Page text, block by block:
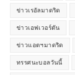
ข่าวเรอัลมาดริด
ข่าวเอฟเวอร์ตัน
ข่าวแอตฯมาดริด
ทรรศนะบอลวันนี้